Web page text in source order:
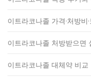
이트라코나졸 가격·처방비
이트라코나졸 처방받으면
이트라코나졸 대체약 비